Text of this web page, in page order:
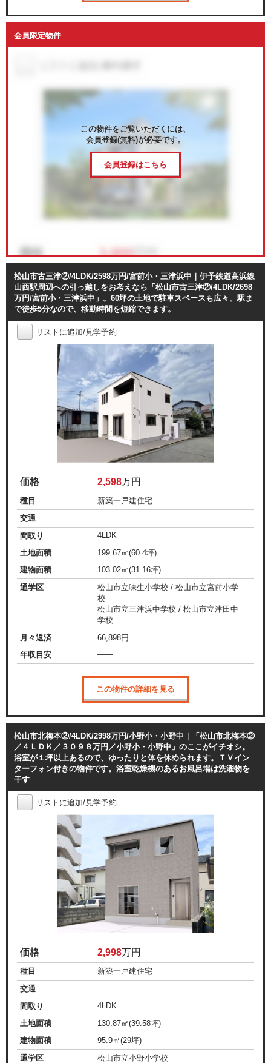
会員限定物件
この物件をご覧いただくには、
会員登録(無料)が必要です。
会員登録はこちら
松山市古三津②/4LDK/2598万円/宮前小・三津浜中｜伊予鉄道高浜線
山西駅周辺への引っ越しをお考えなら「松山市古三津②/4LDK/2698
万円/宮前小・三津浜中」。60坪の土地で駐車スペースも広々。駅ま
で徒歩5分なので、移動時間を短縮できます。
リストに追加/見学予約
価格 2,598万円
種目
新築一戸建住宅
交通
間取り
4LDK
土地面積
199.67㎡(60.4坪)
建物面積
103.02㎡(31.16坪)
通学区
松山市立味生小学校 / 松山市立宮前小学
校
松山市立三津浜中学校 / 松山市立津田中
学校
月々返済
66,898円
年収目安
——
この物件の詳細を見る
松山市北梅本②/4LDK/2998万円/小野小・小野中｜「松山市北梅本②
／４ＬＤＫ／３０９８万円／小野小・小野中」のここがイチオシ。
浴室が１坪以上あるので、ゆったりと体を休められます。ＴＶイン
ターフォン付きの物件です。浴室乾燥機のあるお風呂場は洗濯物を
干す
リストに追加/見学予約
価格 2,998万円
種目
新築一戸建住宅
交通
間取り
4LDK
土地面積
130.87㎡(39.58坪)
建物面積
95.9㎡(29坪)
通学区
松山市立小野小学校